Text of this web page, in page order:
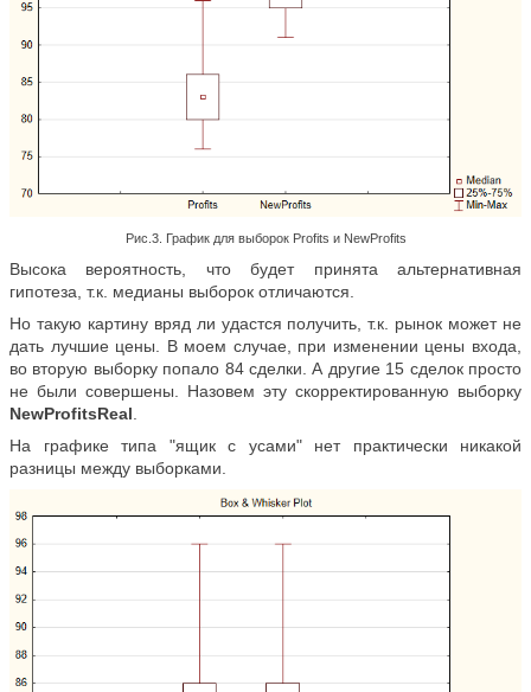
Рис.3. График для выборок Profits и NewProfits
Высока вероятность, что будет принята альтернативная
гипотеза, т.к. медианы выборок отличаются.
Но такую картину вряд ли удастся получить, т.к. рынок может не
дать лучшие цены. В моем случае, при изменении цены входа,
во вторую выборку попало 84 сделки. А другие 15 сделок просто
не были совершены. Назовем эту скорректированную выборку
NewProfitsReal
На графике типа "ящик с усами" нет практически никакой
разницы между выборками.